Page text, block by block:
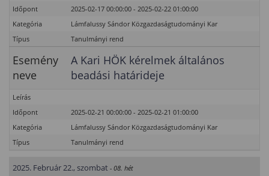
Időpont
2025-02-17 00:00:00 - 2025-02-22 01:00:00
Kategória
Lámfalussy Sándor Közgazdaságtudományi Kar
Típus
Tanulmányi rend
Esemény
neve
A Kari HÖK kérelmek általános
beadási határideje
Leírás
Időpont
2025-02-21 00:00:00 - 2025-02-21 01:00:00
Kategória
Lámfalussy Sándor Közgazdaságtudományi Kar
Típus
Tanulmányi rend
2025. Február 22., szombat - 08. hét